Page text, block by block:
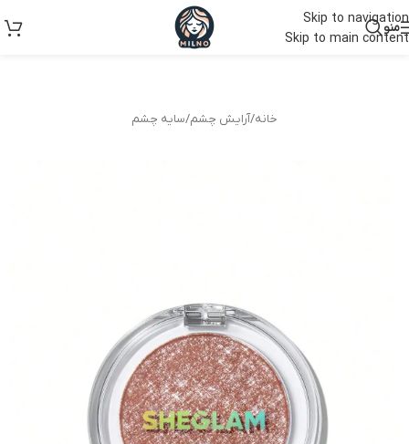
Skip to navigation
Skip to main content
منو
خانه/آرایش چشم/سایه چشم